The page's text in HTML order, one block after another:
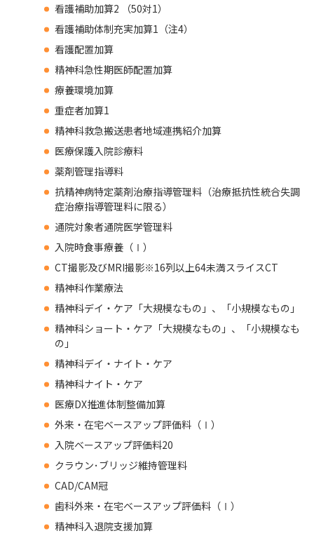
看護補助加算2 （50対1）
看護補助体制充実加算1（注4）
看護配置加算
精神科急性期医師配置加算
療養環境加算
重症者加算1
精神科救急搬送患者地域連携紹介加算
医療保護入院診療料
薬剤管理指導料
抗精神病特定薬剤治療指導管理料 （治療抵抗性統合失調
症治療指導管理料に限る）
通院対象者通院医学管理料
入院時食事療養（Ⅰ）
CT撮影及びMRI撮影※16列以上64未満スライスCT
精神科作業療法
精神科デイ・ケア「大規模なもの」、「小規模なもの」
精神科ショート・ケア「大規模なもの」、「小規模なも
の」
精神科デイ・ナイト・ケア
精神科ナイト・ケア
医療DX推進体制整備加算
外来・在宅ベースアップ評価料（Ⅰ）
入院ベースアップ評価料20
クラウン･ブリッジ維持管理料
CAD/CAM冠
歯科外来・在宅ベースアップ評価料（Ⅰ）
精神科入退院支援加算